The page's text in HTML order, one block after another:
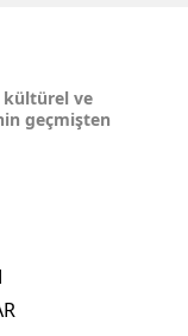
kültürel ve
geçmişten